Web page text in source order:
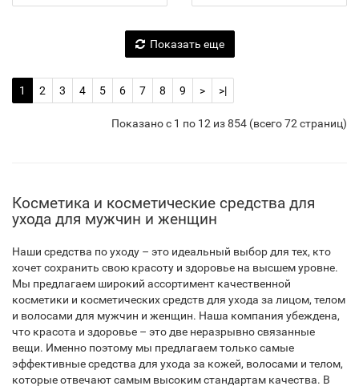
Показать еще
1 2 3 4 5 6 7 8 9 > >|
Показано с 1 по 12 из 854 (всего 72 страниц)
Косметика и косметические средства для
ухода для мужчин и женщин
Наши средства по уходу – это идеальный выбор для тех, кто
хочет сохранить свою красоту и здоровье на высшем уровне.
Мы предлагаем широкий ассортимент качественной
косметики и косметических средств для ухода за лицом, телом
и волосами для мужчин и женщин. Наша компания убеждена,
что красота и здоровье – это две неразрывно связанные
вещи. Именно поэтому мы предлагаем только самые
эффективные средства для ухода за кожей, волосами и телом,
которые отвечают самым высоким стандартам качества. В